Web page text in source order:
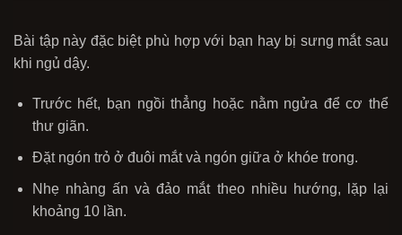
Bài tập này đặc biệt phù hợp với bạn hay bị sưng mắt sau
khi ngủ dậy.
Trước hết, bạn ngồi thẳng hoặc nằm ngửa để cơ thể
thư giãn.
Đặt ngón trỏ ở đuôi mắt và ngón giữa ở khóe trong.
Nhẹ nhàng ấn và đảo mắt theo nhiều hướng, lặp lại
khoảng 10 lần.